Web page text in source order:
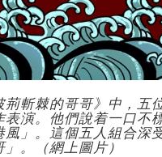
斬棘的哥哥》中，五
演。他們說着一口不
」。這個五人組合深
」。（網上圖片）